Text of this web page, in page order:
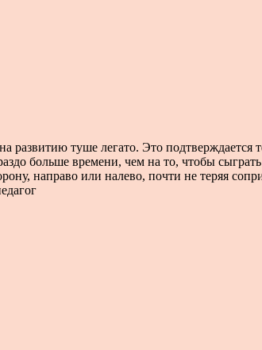
развитию туше легато. Это
больше времени, чем на то, чтобы
направо или налево, почти не теряя